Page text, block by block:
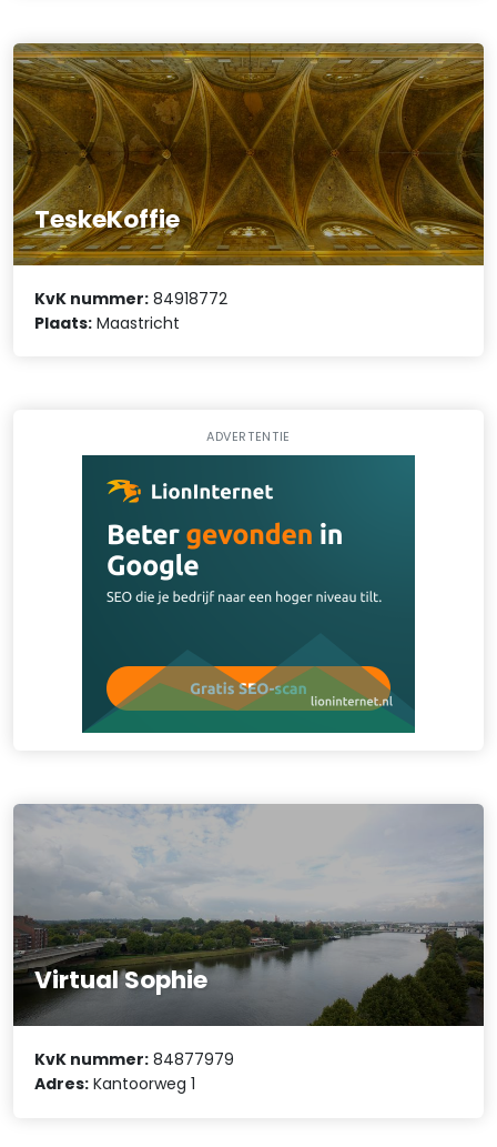
TeskeKoffie
KvK nummer: 84918772
Plaats: Maastricht
ADVERTENTIE
Virtual Sophie
KvK nummer: 84877979
Adres: Kantoorweg 1